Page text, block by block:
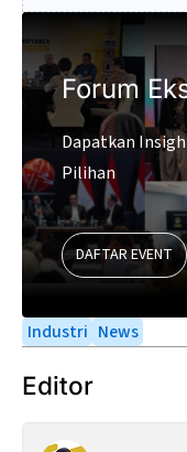
Forum
Dapatkan
Pilihan
DAFTAR EVENT
Industri News
Editor